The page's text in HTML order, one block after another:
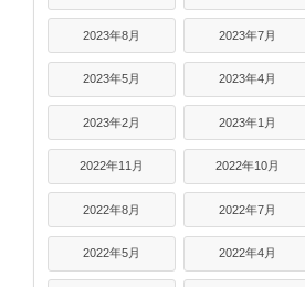
2023年8月 2023年7月
2023年5月 2023年4月
2023年2月 2023年1月
2022年11月 2022年10月
2022年8月 2022年7月
2022年5月 2022年4月